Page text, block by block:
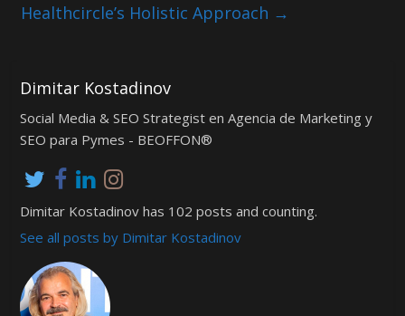
Healthcircle’s Holistic Approach →
Dimitar Kostadinov
Social Media & SEO Strategist en Agencia de Marketing y
SEO para Pymes - BEOFFON®
Dimitar Kostadinov has 102 posts and counting.
See all posts by Dimitar Kostadinov